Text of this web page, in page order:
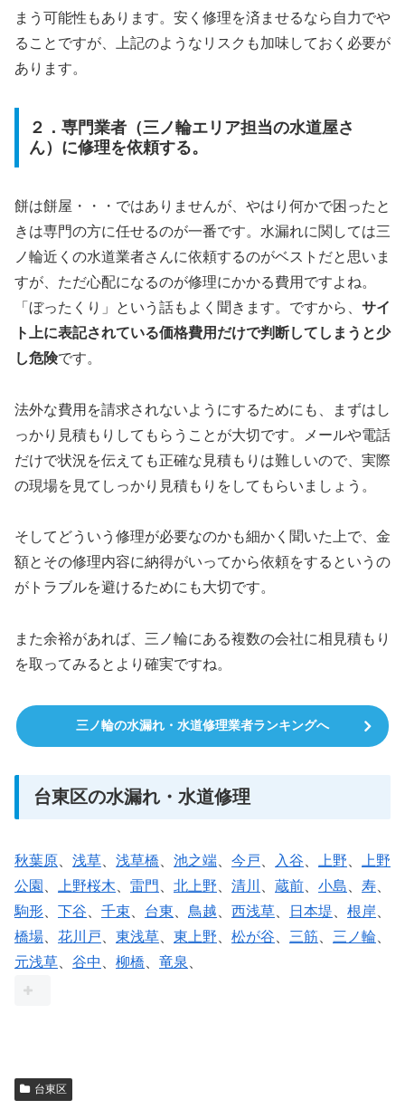
まう可能性もあります。安く修理を済ませるなら自力でや
ることですが、上記のようなリスクも加味しておく必要が
あります。
２．専門業者（三ノ輪エリア担当の水道屋さ
ん）に修理を依頼する。
餅は餅屋・・・ではありませんが、やはり何かで困ったと
きは専門の方に任せるのが一番です。水漏れに関しては三
ノ輪近くの水道業者さんに依頼するのがベストだと思いま
すが、ただ心配になるのが修理にかかる費用ですよね。
「ぼったくり」という話もよく聞きます。ですから、 サイ
ト上に表記されている価格費用だけで判断してしまうと少
し危険です。
法外な費用を請求されないようにするためにも、まずはし
っかり見積もりしてもらうことが大切です。メールや電話
だけで状況を伝えても正確な見積もりは難しいので、実際
の現場を見てしっかり見積もりをしてもらいましょう。
そしてどういう修理が必要なのかも細かく聞いた上で、金
額とその修理内容に納得がいってから依頼をするというの
がトラブルを避けるためにも大切です。
また余裕があれば、三ノ輪にある複数の会社に相見積もり
を取ってみるとより確実ですね。
三ノ輪の水漏れ・水道修理業者ランキングへ
台東区の水漏れ・水道修理
秋葉原 浅草 浅草橋 池之端 今戸 入谷 上野
上野
公園
上野桜木 雷門 北上野 清川 蔵前 小島 寿
駒形
下谷 千束 台東 鳥越 西浅草 日本堤 根岸
橋場
花川戸 東浅草 東上野 松が谷 三筋 三ノ輪
元浅草
谷中 柳橋 竜泉
台東区